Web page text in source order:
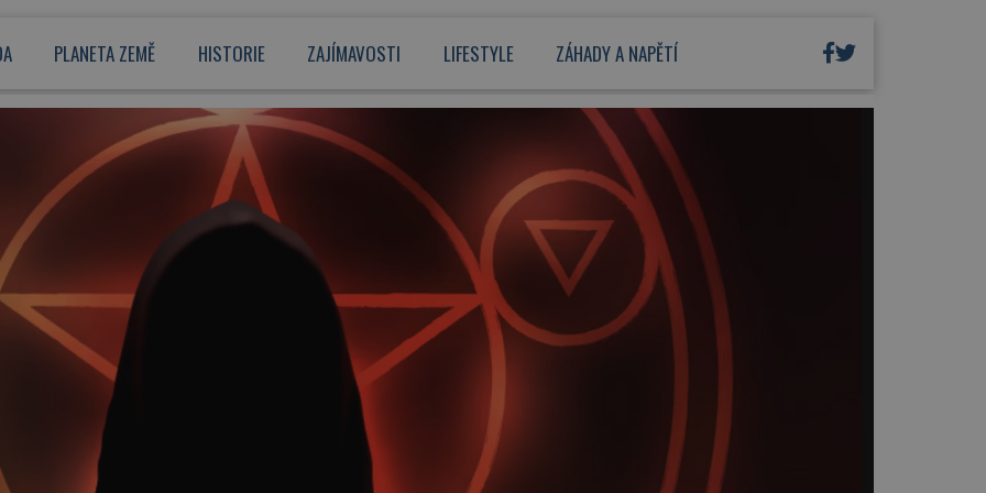
PLANETA ZEMĚ HISTORIE ZAJÍMAVOSTI LIFESTYLE ZÁHADY A NAPĚTÍ